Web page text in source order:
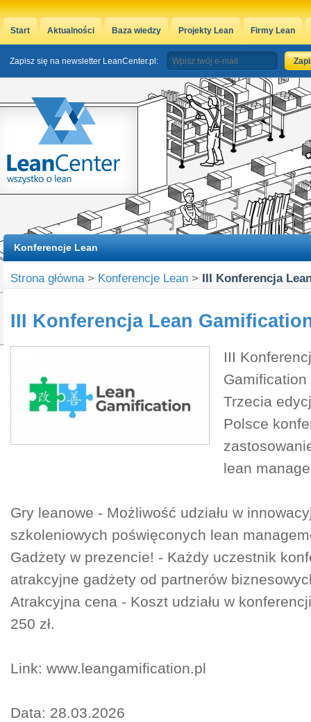
Start Aktualności Baza wiedzy Projekty Lean Firmy Lean
Zapisz się na newsletter LeanCenter.pl:
Konferencje Lean
Strona główna > Konferencje Lean > III Konferencja
III Konferencja Lean
III
Gamification
Trzecia
Polsce
lean
Gry leanowe - Możliwość udziału w
szkoleniowych poświęconych lean
Gadżety w prezencie! - Każdy uczestnik
atrakcyjne gadżety od partnerów
Atrakcyjna cena - Koszt udziału w
250 zł.
Link: www.leangamification.pl
Data: 28.03.2026